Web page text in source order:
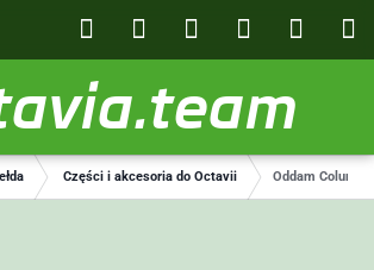
Części i akcesoria do Octavii Oddam